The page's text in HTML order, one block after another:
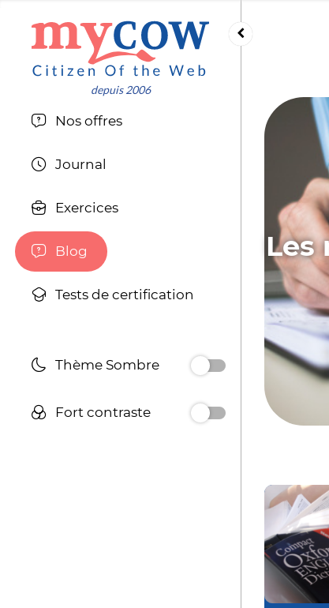
Nos offres
Journal
Exercices
Blog
Tests de certification
Thème Sombre
Fort contraste
Les